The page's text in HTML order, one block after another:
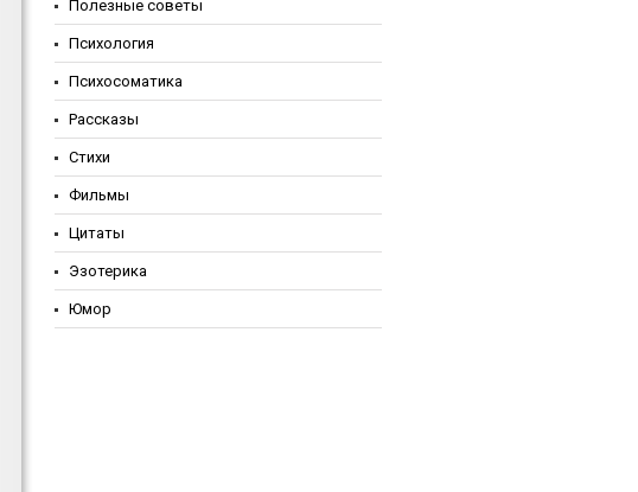
Полезные советы
Психология
Психосоматика
Рассказы
Стихи
Фильмы
Цитаты
Эзотерика
Юмор